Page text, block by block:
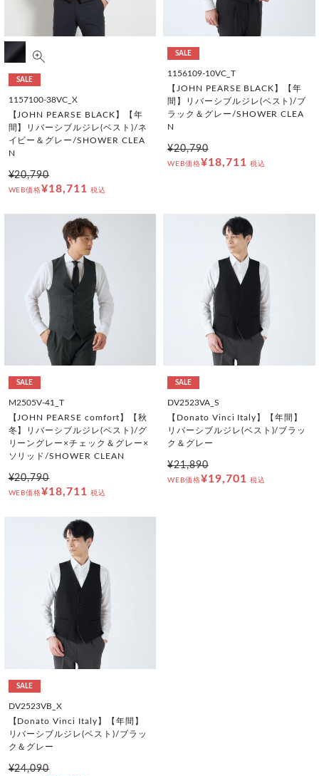
SALE
1157100-38VC_X
【JOHN PEARSE BLACK】【年
間】リバーシブルジレ(ベスト)/ネ
イビー＆グレー/SHOWER CLEA
N
¥20,790
WEB価格¥18,711 税込
SALE
1156109-10VC_T
【JOHN PEARSE BLACK】【年
間】リバーシブルジレ(ベスト)/ブ
ラック＆グレー/SHOWER CLEA
N
¥20,790
WEB価格¥18,711 税込
SALE
M2505V-41_T
【JOHN PEARSE comfort】【秋
冬】リバーシブルジレ(ベスト)/グ
リーングレー×チェック＆グレー×
ソリッド/SHOWER CLEAN
¥20,790
WEB価格¥18,711 税込
SALE
DV2523VA_S
【Donato Vinci Italy】【年間】
リバーシブルジレ(ベスト)/ブラッ
ク＆グレー
¥21,890
WEB価格¥19,701 税込
SALE
DV2523VB_X
【Donato Vinci Italy】【年間】
リバーシブルジレ(ベスト)/ブラッ
ク＆グレー
¥24,090